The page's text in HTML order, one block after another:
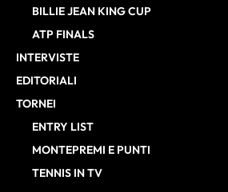
BILLIE JEAN KING CUP
ATP FINALS
INTERVISTE
EDITORIALI
TORNEI
ENTRY LIST
MONTEPREMI E PUNTI
TENNIS IN TV